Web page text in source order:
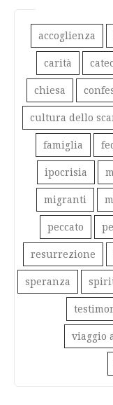
accoglienza
carità
chiesa
cultura dello
famiglia
ipocrisia
migranti
peccato
resurrezione
speranza
viaggio